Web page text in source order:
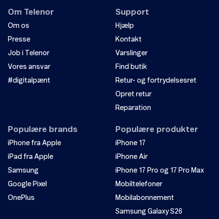
Skift til MobilePay
Skift til automatisk kortbetaling
Alt om ændring af betalingsmetode
Send
Om Telenor
Om os
Presse
Job i Telenor
Vores ansvar
#digitalpænt
Support
Hjælp
Kontakt
Varslinger
Find butik
Retur- og fortrydelsesret
Opret retur
Reparation
Populære brands
iPhone fra Apple
iPad fra Apple
Samsung
Google Pixel
OnePlus
Populære produkter
iPhone 17
iPhone Air
iPhone 17 Pro og 17 Pro Max
Mobiltelefoner
Mobilabonnement
Samsung Galaxy S26